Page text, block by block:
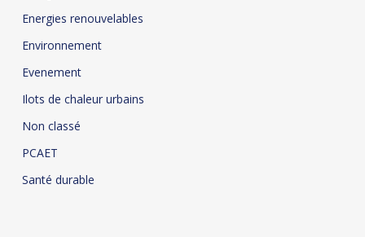
Energies renouvelables
Environnement
Evenement
Ilots de chaleur urbains
Non classé
PCAET
Santé durable